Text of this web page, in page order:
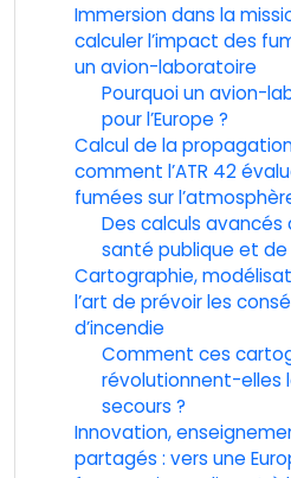
Immersion dans la
calculer l’impact des
un avion-laboratoire
Pourquoi un avion-
pour l’Europe ?
Calcul de la
comment l’ATR 42
fumées sur
Des calculs avancés
santé publique et de
Cartographie,
l’art de prévoir les
d’incendie
Comment ces
révolutionnent-elles
secours ?
Innovation,
partagés : vers une